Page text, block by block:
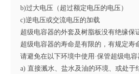
b)过大电压（超过额定电压的电压）
c)逆电压或交流电压的加载
超级电容器的外套及树脂板没有绝缘保
超级电容器的寿命是有限的，有规定寿
请避免在以下环境中使用·保管超级电容
a) 直接溅水、盐水及油的环境、或处于